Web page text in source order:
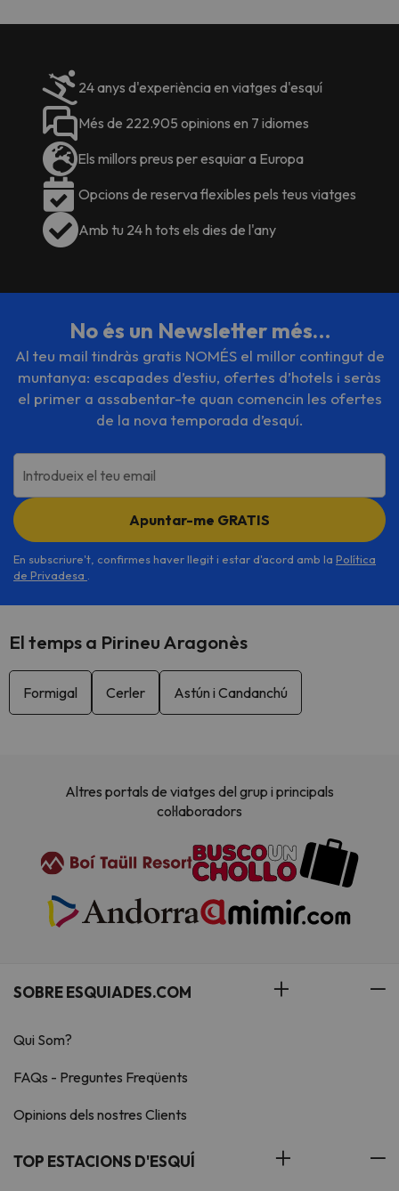
24 anys d'experiència en viatges d'esquí
Més de 222.905 opinions en 7 idiomes
Els millors preus per esquiar a Europa
Opcions de reserva flexibles pels teus viatges
Amb tu 24 h tots els dies de l'any
No és un Newsletter més…
Al teu mail tindràs gratis NOMÉS el millor contingut de
muntanya: escapades d’estiu, ofertes d’hotels i seràs
el primer a assabentar-te quan comencin les ofertes
de la nova temporada d’esquí.
Introdueix el teu email
Apuntar-me GRATIS
En subscriure't, confirmes haver llegit i estar d'acord amb la Política
de Privadesa
El temps a Pirineu Aragonès
Formigal Cerler Astún i Candanchú
Altres portals de viatges del grup i principals
col·laboradors
SOBRE ESQUIADES.COM
Qui Som?
FAQs - Preguntes Freqüents
Opinions dels nostres Clients
TOP ESTACIONS D'ESQUÍ